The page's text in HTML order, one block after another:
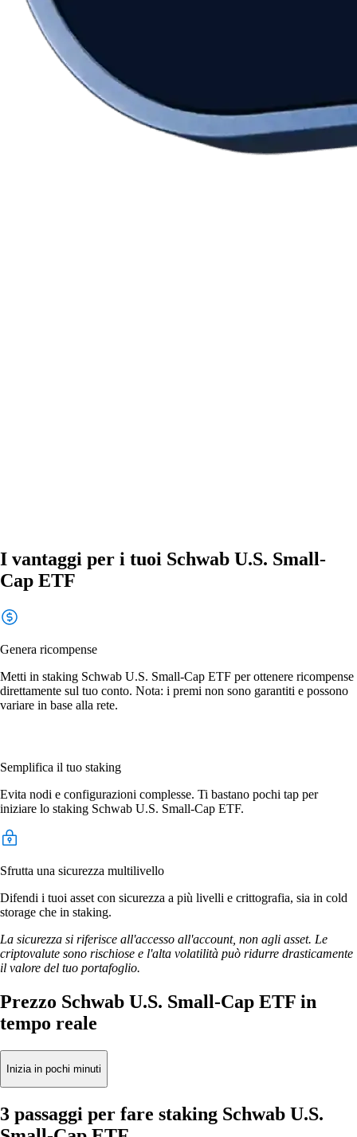
I vantaggi per i tuoi Schwab U.S. Small-
Cap ETF
Genera ricompense
Metti in staking Schwab U.S. Small-Cap ETF per ottenere ricompense
direttamente sul tuo conto. Nota: i premi non sono garantiti e possono
variare in base alla rete.
Semplifica il tuo staking
Evita nodi e configurazioni complesse. Ti bastano pochi tap per
iniziare lo staking Schwab U.S. Small-Cap ETF.
Sfrutta una sicurezza multilivello
Difendi i tuoi asset con sicurezza a più livelli e crittografia, sia in cold
storage che in staking.
La sicurezza si riferisce all'accesso all'account, non agli asset. Le
criptovalute sono rischiose e l'alta volatilità può ridurre drasticamente
il valore del tuo portafoglio.
Prezzo Schwab U.S. Small-Cap ETF in
tempo reale
Inizia in pochi minuti
3 passaggi per fare staking Schwab U.S.